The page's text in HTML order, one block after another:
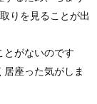
りを見ることが出
とがないのです
座った気がしま